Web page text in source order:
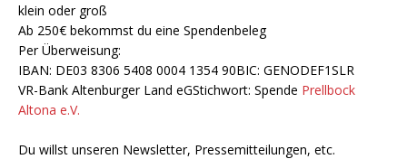
klein oder groß
Ab 250€ bekommst du eine Spendenbeleg
Per Überweisung:
IBAN: DE03 8306 5408 0004 1354 90BIC: GENODEF1SLR
VR-Bank Altenburger Land eGStichwort: Spende Prellbock
Altona e.V.
Du willst unseren Newsletter, Pressemitteilungen, etc.